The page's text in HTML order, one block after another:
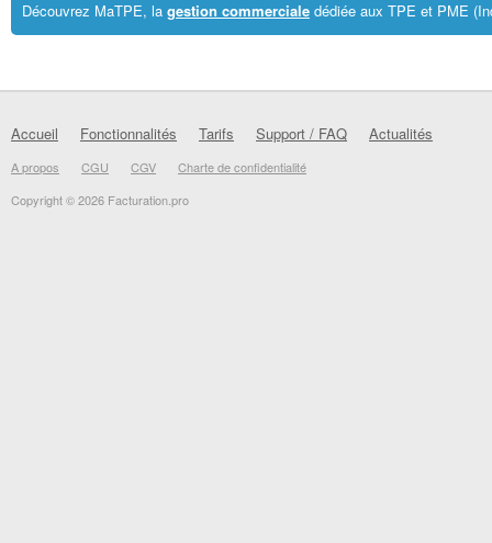
Découvrez MaTPE, la gestion commerciale dédiée aux TPE et PME
Accueil Fonctionnalités Tarifs Support / FAQ Actualités
A propos CGU CGV
Charte de confidentialité
Copyright © 2026 Facturation.pro